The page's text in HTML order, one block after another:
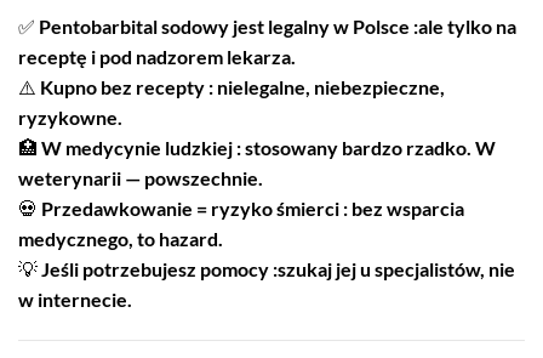
✅ Pentobarbital sodowy jest legalny w Polsce :ale tylko na
receptę i pod nadzorem lekarza.
⚠️ Kupno bez recepty : nielegalne, niebezpieczne,
ryzykowne.
🏥 W medycynie ludzkiej : stosowany bardzo rzadko. W
weterynarii — powszechnie.
💀 Przedawkowanie = ryzyko śmierci : bez wsparcia
medycznego, to hazard.
💡Jeśli potrzebujesz pomocy :szukaj jej u specjalistów, nie
w internecie.